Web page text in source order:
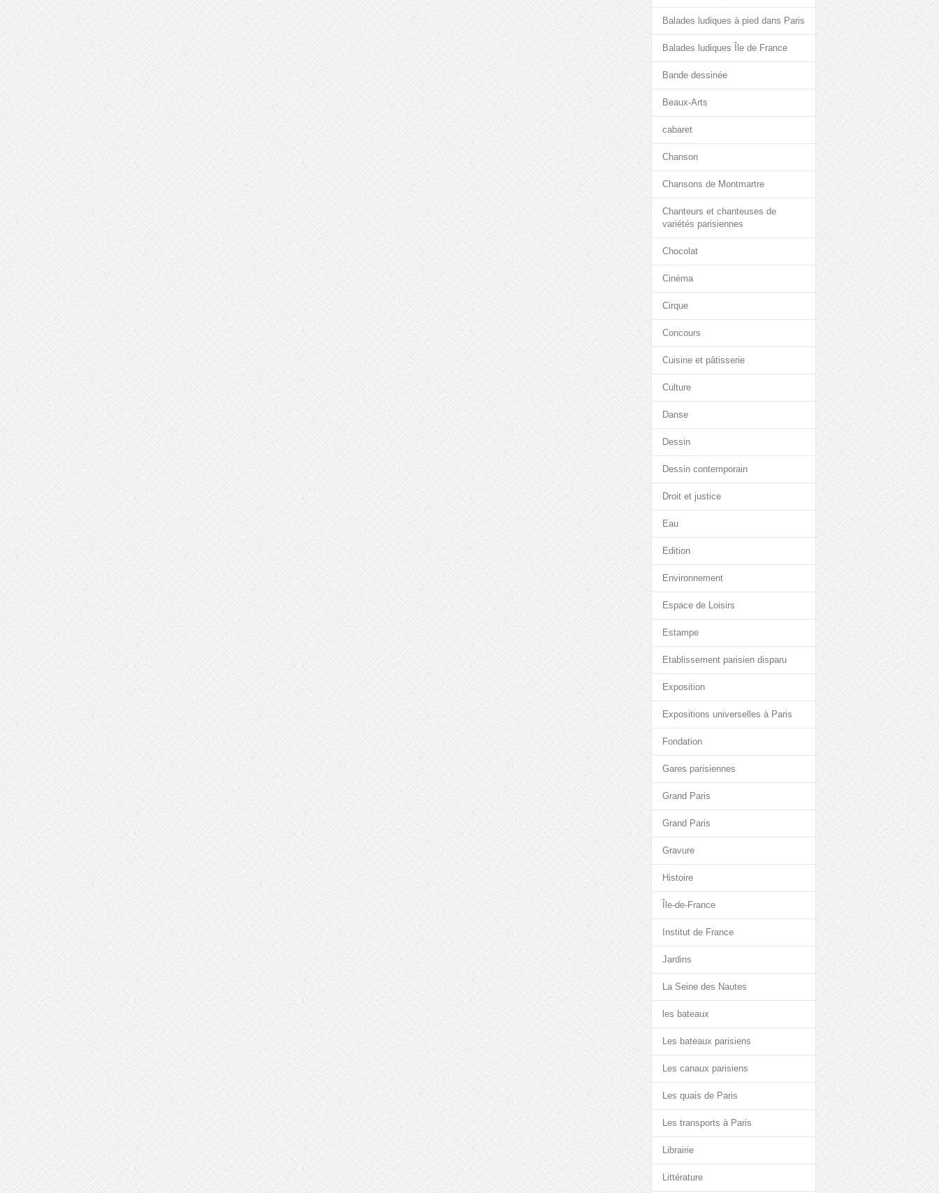
Balades ludiques à pied dans Paris
Balades ludiques Île de France
Bande dessinée
Beaux-Arts
cabaret
Chanson
Chansons de Montmartre
Chanteurs et chanteuses de
variétés parisiennes
Chocolat
Cinéma
Cirque
Concours
Cuisine et pâtisserie
Culture
Danse
Dessin
Dessin contemporain
Droit et justice
Eau
Edition
Environnement
Espace de Loisirs
Estampe
Etablissement parisien disparu
Exposition
Expositions universelles à Paris
Fondation
Gares parisiennes
Grand Paris
Grand Paris
Gravure
Histoire
Île-de-France
Institut de France
Jardins
La Seine des Nautes
les bateaux
Les bateaux parisiens
Les canaux parisiens
Les quais de Paris
Les transports à Paris
Librairie
Littérature